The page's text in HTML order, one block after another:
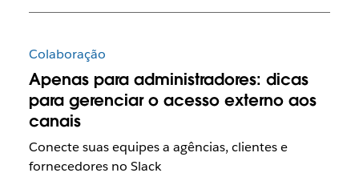
Colaboração
Apenas para administradores: dicas
para gerenciar o acesso externo aos
canais
Conecte suas equipes a agências, clientes e
fornecedores no Slack